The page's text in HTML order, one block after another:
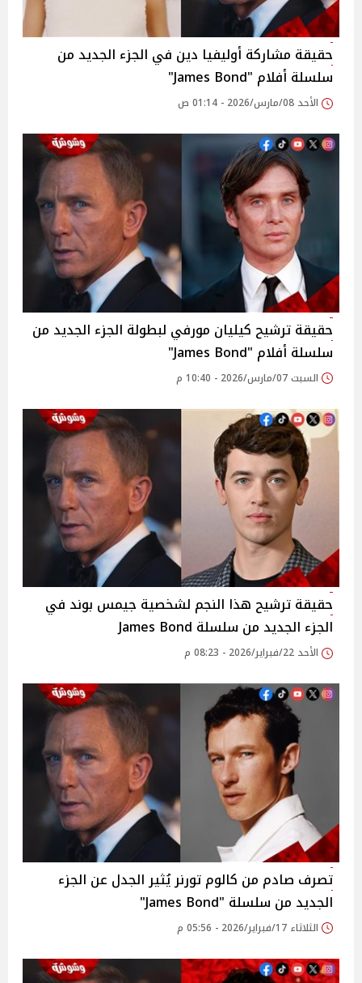
حقيقة مشاركة أوليفيا دين في الجزء الجديد من
سلسلة أفلام "James Bond"
الأحد 08/مارس/2026 - 01:14 ص
حقيقة ترشيح كيليان مورفي لبطولة الجزء الجديد من
سلسلة أفلام "James Bond"
السبت 07/مارس/2026 - 10:40 م
حقيقة ترشيح هذا النجم لشخصية جيمس بوند في
الجزء الجديد من سلسلة James Bond
الأحد 22/فبراير/2026 - 08:23 م
تصرف صادم من كالوم تورنر يُثير الجدل عن الجزء
الجديد من سلسلة "James Bond"
الثلاثاء 17/فبراير/2026 - 05:56 م